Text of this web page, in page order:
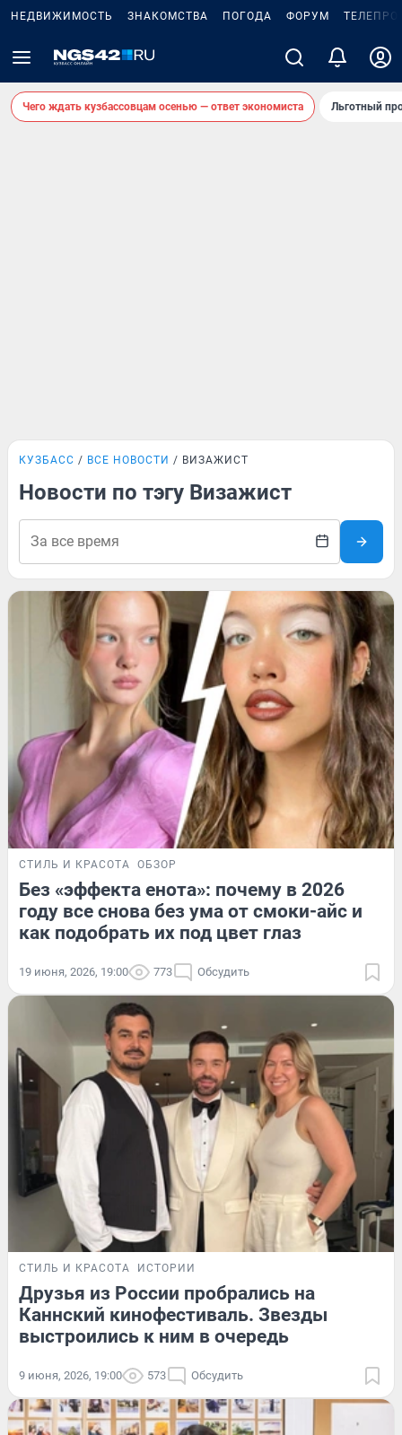
НЕДВИЖИМОСТЬ ЗНАКОМСТВА ПОГОДА ФОРУМ
Чего ждать кузбассовцам осенью — ответ экономиста Льготный
КУЗБАСС ВСЕ НОВОСТИ ВИЗАЖИСТ
Новости по тэгу Визажист
СТИЛЬ И КРАСОТА ОБЗОР
Без «эффекта енота»: почему в 2026
году все снова без ума от смоки-айс и
как подобрать их под цвет глаз
19 июня, 2026, 19:00 773 Обсудить
СТИЛЬ И КРАСОТА ИСТОРИИ
Друзья из России пробрались на
Каннский кинофестиваль. Звезды
выстроились к ним в очередь
9 июня, 2026, 19:00 573 Обсудить